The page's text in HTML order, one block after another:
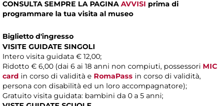
CONSULTA SEMPRE LA PAGINA AVVISI prima di
programmare la tua visita al museo
Biglietto d'ingresso
VISITE GUIDATE SINGOLI
Intero visita guidata € 12,00;
Ridotto € 6,00 (dai 6 ai 18 anni non compiuti, possessori MIC
card in corso di validità e RomaPass in corso di validità,
persona con disabilità ed un loro accompagnatore);
Gratuito visita guidata: bambini da 0 a 5 anni;